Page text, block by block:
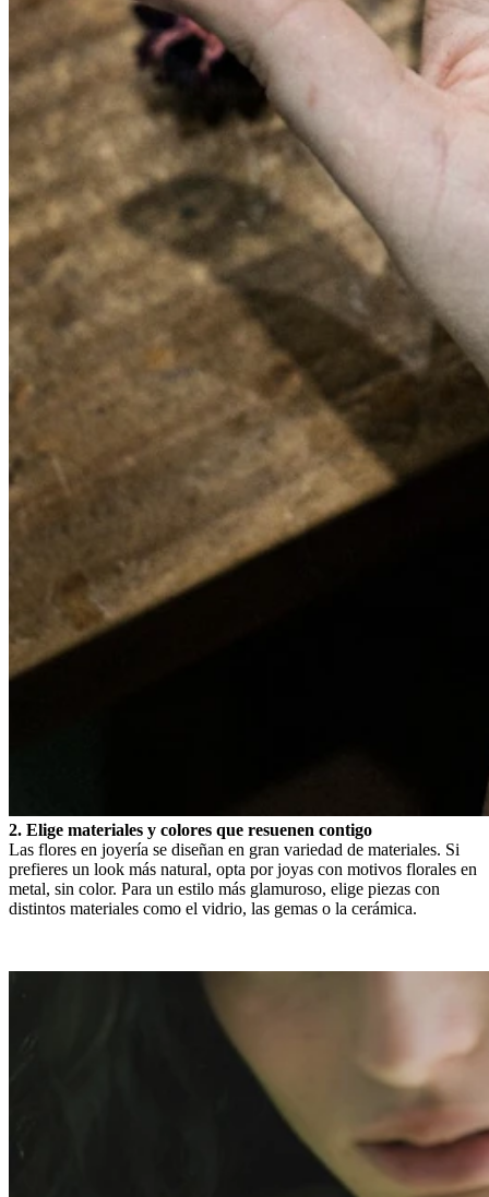
2. Elige materiales y colores que resuenen contigo
Las flores en joyería se diseñan en gran variedad de materiales. Si
prefieres un look más natural, opta por joyas con motivos florales en
metal, sin color. Para un estilo más glamuroso, elige piezas con
distintos materiales como el vidrio, las gemas o la cerámica.